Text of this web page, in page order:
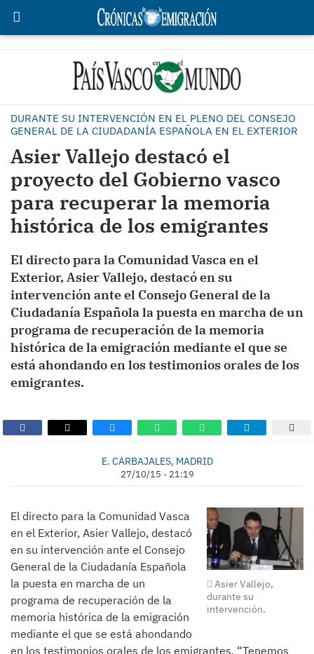
DURANTE SU INTERVENCIÓN EN EL PLENO DEL CONSEJO
GENERAL DE LA CIUDADANÍA ESPAÑOLA EN EL EXTERIOR
Asier Vallejo destacó el
proyecto del Gobierno vasco
para recuperar la memoria
histórica de los emigrantes
El directo para la Comunidad Vasca en el
Exterior, Asier Vallejo, destacó en su
intervención ante el Consejo General de la
Ciudadanía Española la puesta en marcha de un
programa de recuperación de la memoria
histórica de la emigración mediante el que se
está ahondando en los testimonios orales de los
emigrantes.
E. CARBAJALES, MADRID
27/10/15 - 21:19
Asier Vallejo,
durante su
intervención.
El directo para la Comunidad Vasca
en el Exterior, Asier Vallejo, destacó
en su intervención ante el Consejo
General de la Ciudadanía Española
la puesta en marcha de un
programa de recuperación de la
memoria histórica de la emigración
mediante el que se está ahondando
en los testimonios orales de los emigrantes. “Tenemos